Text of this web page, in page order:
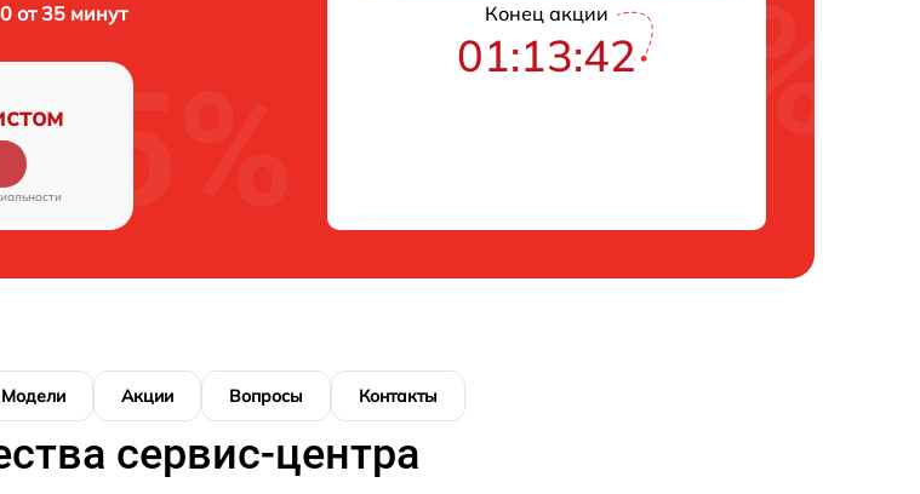
от 35 минут Конец акции
01:13:41
Модели Акции Вопросы Контакты
сервис-центра